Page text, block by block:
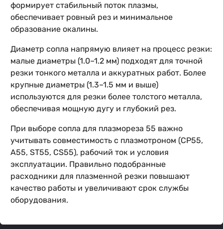
формирует стабильный поток плазмы,
обеспечивает ровный рез и минимальное
образование окалины.
Диаметр сопла напрямую влияет на процесс резки:
малые диаметры (1.0–1.2 мм) подходят для точной
резки тонкого металла и аккуратных работ. Более
крупные диаметры (1.3–1.5 мм и выше)
используются для резки более толстого металла,
обеспечивая мощную дугу и глубокий рез.
При выборе сопла для плазмореза 55 важно
учитывать совместимость с плазмотроном (CP55,
A55, ST55, CS55), рабочий ток и условия
эксплуатации. Правильно подобранные
расходники для плазменной резки повышают
качество работы и увеличивают срок службы
оборудования.